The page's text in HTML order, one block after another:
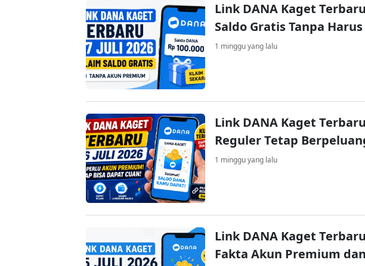
Link DANA Kaget
Saldo Gratis Tanpa
1 minggu yang lalu
Link DANA Kaget
Reguler Tetap
1 minggu yang lalu
Link DANA Kaget
Fakta Akun Premium